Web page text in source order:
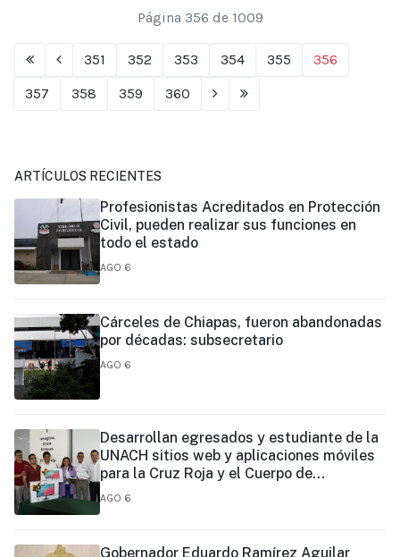
Página 356 de 1009
351 352 353 354 355
356
357
358 359 360
ARTÍCULOS RECIENTES
Profesionistas Acreditados en Protección
Civil, pueden realizar sus funciones en
todo el estado
AGO 6
Cárceles de Chiapas, fueron abandonadas
por décadas: subsecretario
AGO 6
Desarrollan egresados y estudiante de la
UNACH sitios web y aplicaciones móviles
para la Cruz Roja y el Cuerpo de
Bomberos de Tapachula
AGO 6
Gobernador Eduardo Ramírez Aguilar